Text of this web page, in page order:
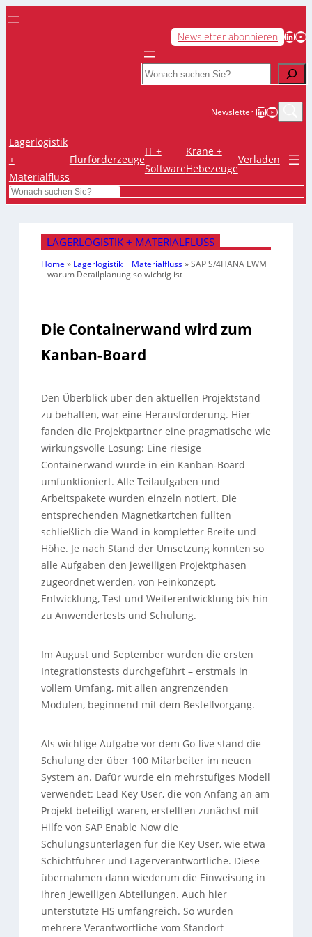
Newsletter abonnieren LinkedIn YouTube
Search
NewsletterLinkedIn
Lagerlogistik
+
Materialfluss
Flurförderzeuge
IT +
Software
Krane +
Hebezeuge
Verladen
Search
LAGERLOGISTIK + MATERIALFLUSS
Home » Lagerlogistik + Materialfluss»SAP S/4HANA EWM
– warum Detailplanung so wichtig ist
Die Containerwand wird zum
Kanban-Board
Den Überblick über den aktuellen Projektstand
zu behalten, war eine Herausforderung. Hier
fanden die Projektpartner eine pragmatische wie
wirkungsvolle Lösung: Eine riesige
Containerwand wurde in ein Kanban-Board
umfunktioniert. Alle Teilaufgaben und
Arbeitspakete wurden einzeln notiert. Die
entsprechenden Magnetkärtchen füllten
schließlich die Wand in kompletter Breite und
Höhe. Je nach Stand der Umsetzung konnten so
alle Aufgaben den jeweiligen Projektphasen
zugeordnet werden, von Feinkonzept,
Entwicklung, Test und Weiterentwicklung bis hin
zu Anwendertests und Schulung.
Im August und September wurden die ersten
Integrationstests durchgeführt – erstmals in
vollem Umfang, mit allen angrenzenden
Modulen, beginnend mit dem Bestellvorgang.
Als wichtige Aufgabe vor dem Go-live stand die
Schulung der über 100 Mitarbeiter im neuen
System an. Dafür wurde ein mehrstufiges Modell
verwendet: Lead Key User, die von Anfang an am
Projekt beteiligt waren, erstellten zunächst mit
Hilfe von SAP Enable Now die
Schulungsunterlagen für die Key User, wie etwa
Schichtführer und Lagerverantwortliche. Diese
übernahmen dann wiederum die Einweisung in
ihren jeweiligen Abteilungen. Auch hier
unterstützte FIS umfangreich. So wurden
mehrere Verantwortliche vom Standort